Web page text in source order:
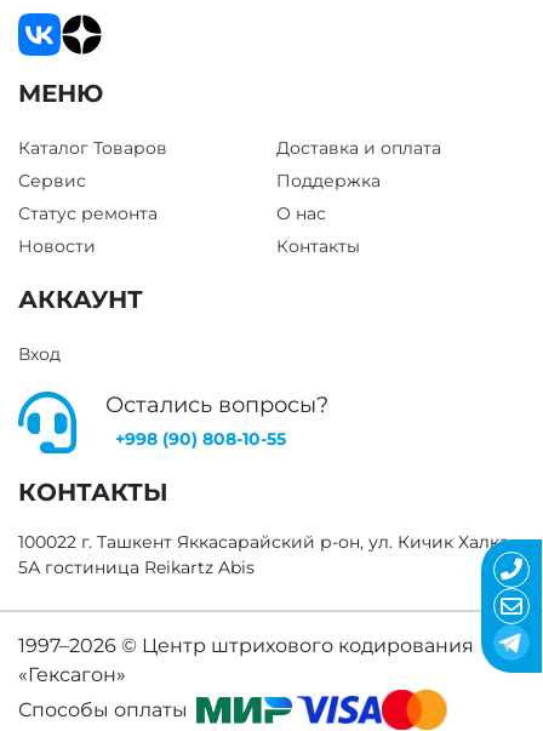
МЕНЮ
Каталог Товаров
Доставка и оплата
Сервис
Поддержка
Статус ремонта
О нас
Новости
Контакты
АККАУНТ
Вход
Остались вопросы?
+998 (90) 808-10-55
КОНТАКТЫ
100022 г. Ташкент Яккасарайский р-он, ул. Кичик Халка
5А гостиница Reikartz Abis
1997–2026 © Центр штрихового кодирования
«Гексагон»
Способы оплаты